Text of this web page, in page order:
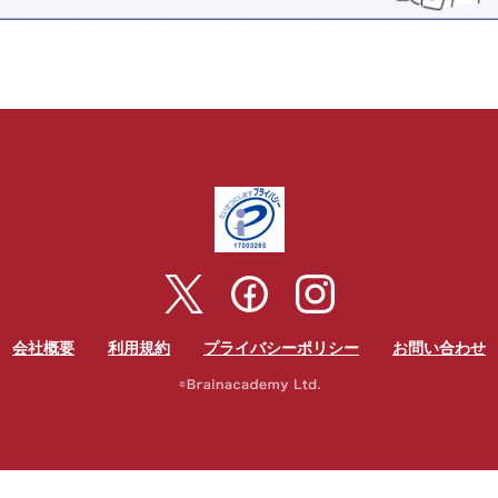
会社概要 利用規約 プライバシーポリシー お問い合わせ